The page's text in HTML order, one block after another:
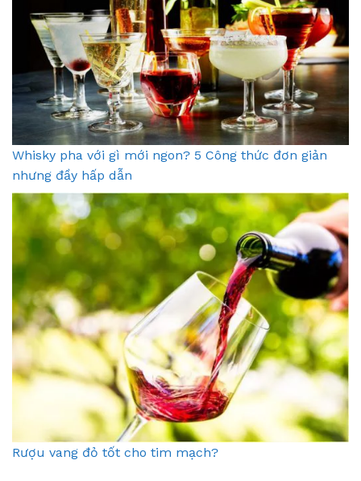
Whisky pha với gì mới ngon? 5 Công thức đơn giản
nhưng đầy hấp dẫn
Rượu vang đỏ tốt cho tim mạch?